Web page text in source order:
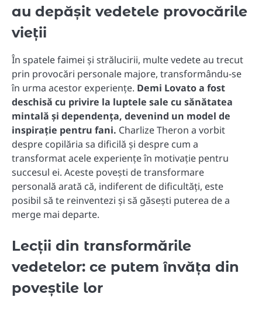
au depășit vedetele provocările
vieții
În spatele faimei și strălucirii, multe vedete au trecut
prin provocări personale majore, transformându-se
în urma acestor experiențe. Demi Lovato a fost
deschisă cu privire la luptele sale cu sănătatea
mintală și dependența, devenind un model de
inspirație pentru fani. Charlize Theron a vorbit
despre copilăria sa dificilă și despre cum a
transformat acele experiențe în motivație pentru
succesul ei. Aceste povești de transformare
personală arată că, indiferent de dificultăți, este
posibil să te reinventezi și să găsești puterea de a
merge mai departe.
Lecții din transformările
vedetelor: ce putem învăța din
poveștile lor